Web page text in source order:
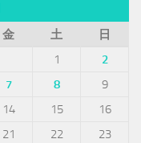
金 土
日
1
2
7 8
9
14 15
16
21 22
23